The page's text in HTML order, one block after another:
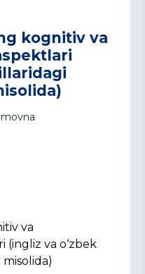
kognitiv va
va
(ingliz va o‘zbek